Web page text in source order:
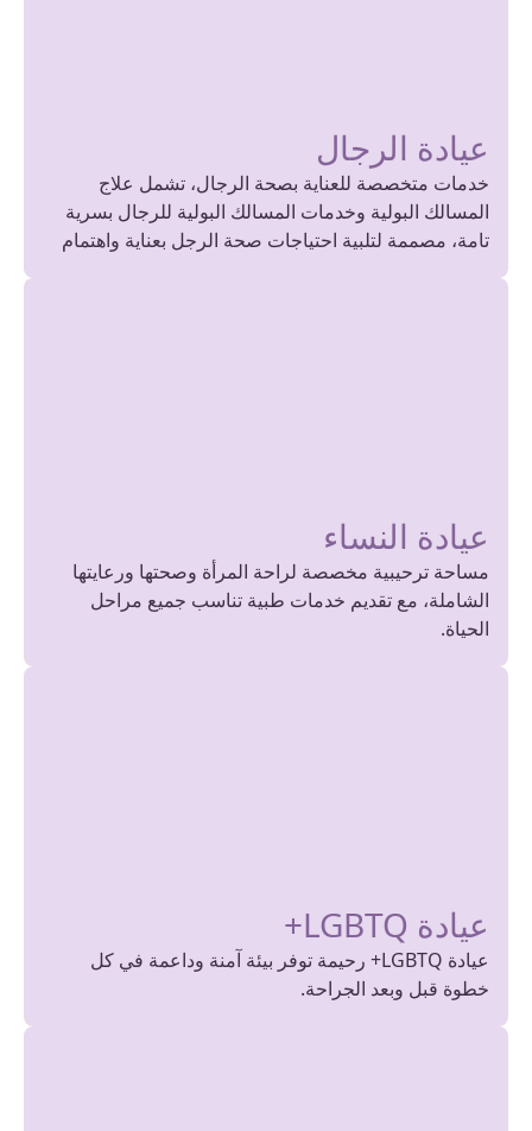
عيادة الرجال
خدمات متخصصة للعناية بصحة الرجال، تشمل علاج
المسالك البولية وخدمات المسالك البولية للرجال بسرية
تامة، مصممة لتلبية احتياجات صحة الرجل بعناية واهتمام
عيادة النساء
مساحة ترحيبية مخصصة لراحة المرأة وصحتها ورعايتها
الشاملة، مع تقديم خدمات طبية تناسب جميع مراحل
الحياة.
عيادة LGBTQ+
عيادة LGBTQ+ رحيمة توفر بيئة آمنة وداعمة في كل
خطوة قبل وبعد الجراحة.